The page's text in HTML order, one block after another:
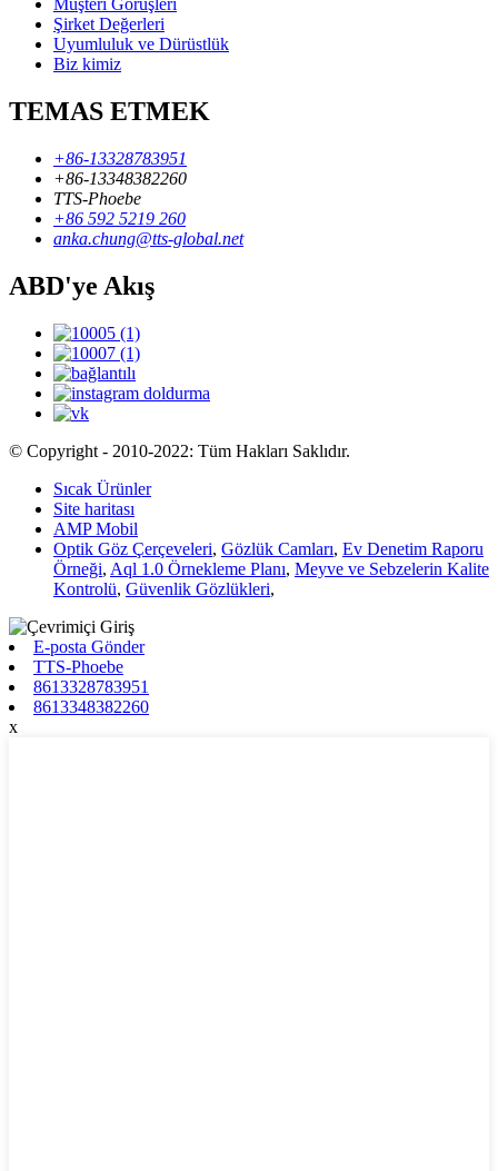
Müşteri Görüşleri
Şirket Değerleri
Uyumluluk ve Dürüstlük
Biz kimiz
TEMAS ETMEK
+86-13328783951
+86-13348382260
TTS-Phoebe
+86 592 5219 260
anka.chung@tts-global.net
ABD'ye Akış
© Copyright - 2010-2022: Tüm Hakları Saklıdır.
Sıcak Ürünler
Site haritası
AMP Mobil
Optik Göz Çerçeveleri, Gözlük Camları, Ev Denetim Raporu
Örneği, Aql 1.0 Örnekleme Planı, Meyve ve Sebzelerin Kalite
Kontrolü, Güvenlik Gözlükleri,
E-posta Gönder
TTS-Phoebe
8613328783951
8613348382260
x